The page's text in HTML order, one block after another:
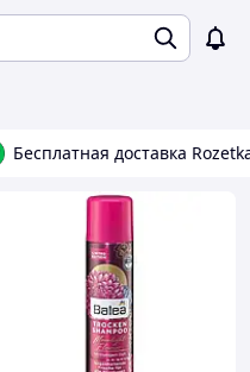
Бесплатная доставка